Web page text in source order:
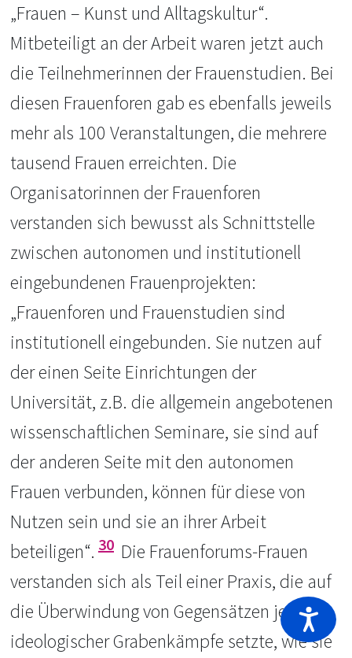
„Frauen – Kunst und Alltagskultur“.
Mitbeteiligt an der Arbeit waren jetzt auch
die Teilnehmerinnen der Frauenstudien. Bei
diesen Frauenforen gab es ebenfalls jeweils
mehr als 100 Veranstaltungen, die mehrere
tausend Frauen erreichten. Die
Organisatorinnen der Frauenforen
verstanden sich bewusst als Schnittstelle
zwischen autonomen und institutionell
eingebundenen Frauenprojekten:
„Frauenforen und Frauen­studien sind
institutionell eingebunden. Sie nutzen auf
der einen Seite Einrichtungen der
Universität, z.B. die allgemein angebotenen
wissenschaftlichen Seminare, sie sind auf
der anderen Seite mit den autonomen
Frauen verbunden, können für diese von
Nutzen sein und sie an ihrer Arbeit
beteiligen“. 30 Die Frauenforums-Frauen
verstanden sich als Teil einer Praxis, die auf
die Überwindung von Gegensätzen jenseits
ideologischer Grabenkämpfe setzte, wie sie